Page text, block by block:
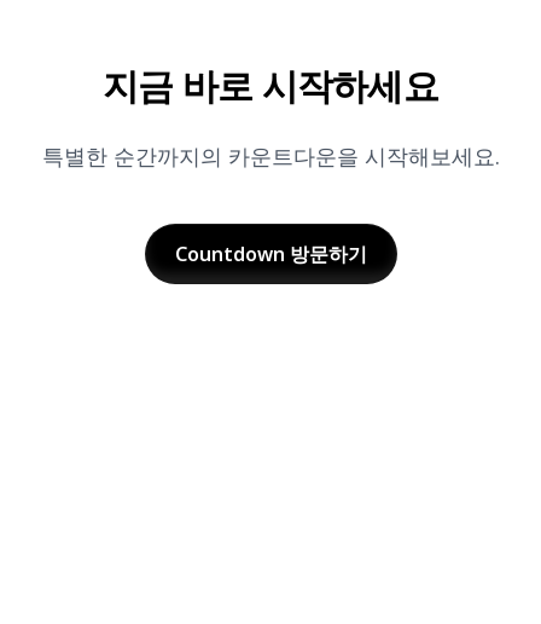
지금 바로 시작하세요
특별한 순간까지의 카운트다운을 시작해보세요.
Countdown 방문하기